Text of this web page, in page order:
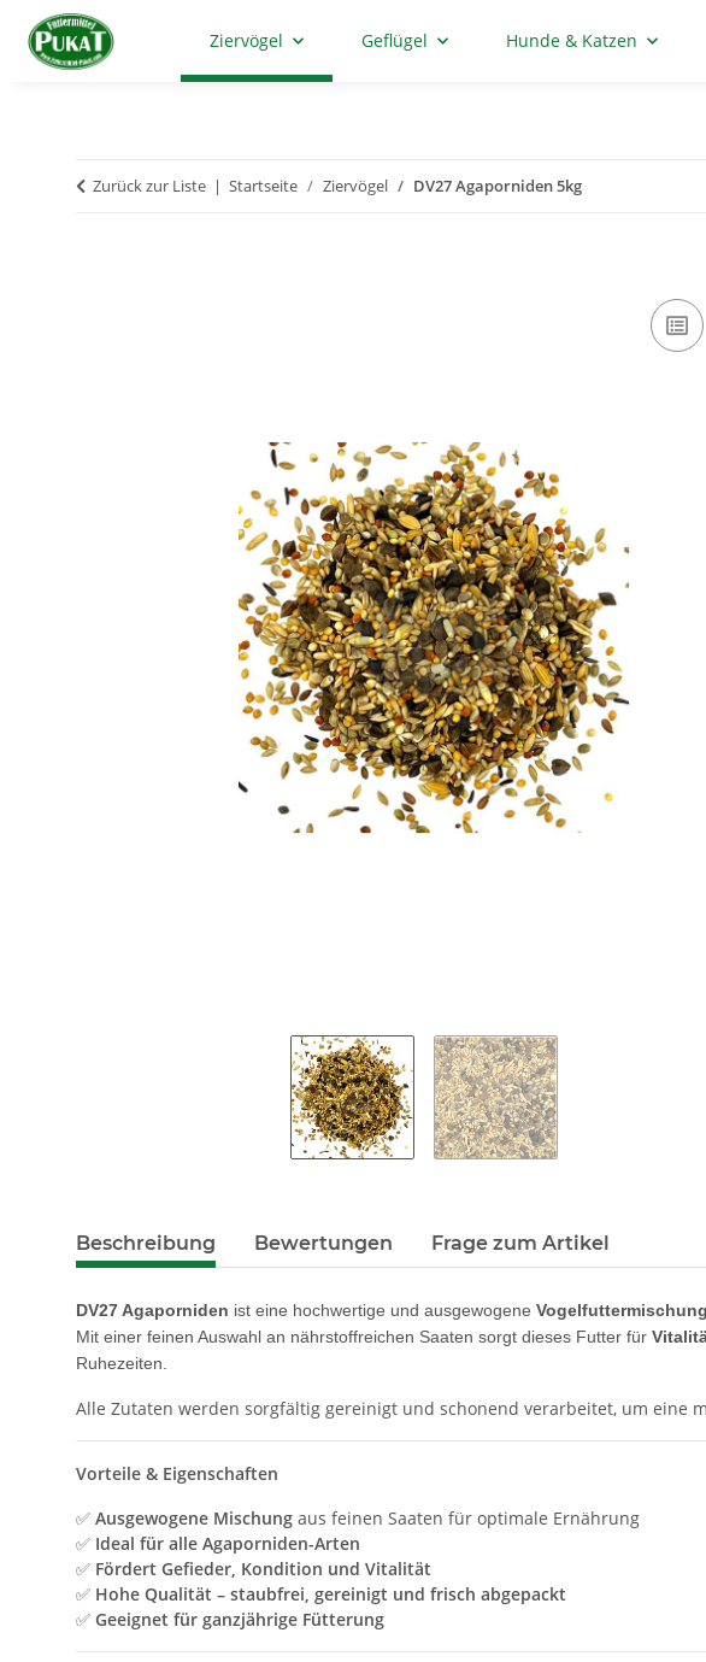
Ziervögel Geflügel Hunde & Katzen
Zurück zur Liste Startseite Ziervögel DV27 Agaporniden 5kg
Beschreibung Bewertungen Frage zum Artikel
DV27 Agaporniden ist eine hochwertige und ausgewogene Vogelfuttermischung
Mit einer feinen Auswahl an nährstoffreichen Saaten sorgt dieses Futter für
Ruhezeiten.
Alle Zutaten werden sorgfältig gereinigt und schonend verarbeitet, um eine
Vorteile & Eigenschaften
✅ Ausgewogene Mischung aus feinen Saaten für optimale Ernährung
✅ Ideal für alle Agaporniden-Arten
✅ Fördert Gefieder, Kondition und Vitalität
✅ Hohe Qualität – staubfrei, gereinigt und frisch abgepackt
✅ Geeignet für ganzjährige Fütterung